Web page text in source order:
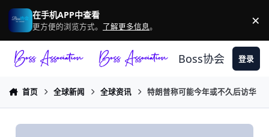
跳转到帖子
在手机APP中查看
更方便的浏览方式。 了解更多信息。 ×
Boss协会 登录
首页 全球新闻 全球资讯 特朗普称可能今年或不久后访华